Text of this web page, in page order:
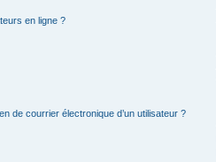
en ligne ?
de courrier électronique d’un utilisateur ?